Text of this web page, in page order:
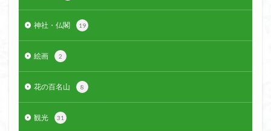
神社・仏閣 19
絵画 2
花の百名山 8
観光 31